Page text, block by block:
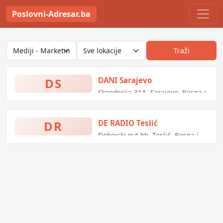
Poslovni-Adresar.ba
Traži
DS DANI Sarajevo
Skenderija 31A, Sarajevo, Bosna i
DR DE RADIO Teslić
Dobojski put bb, Teslić, Bosna i